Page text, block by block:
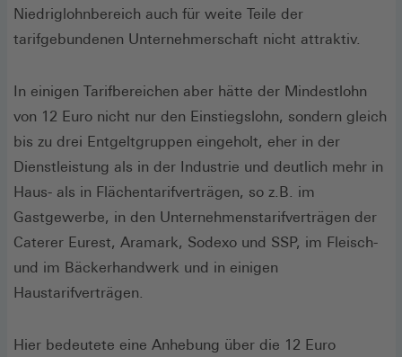
Niedriglohnbereich auch für weite Teile der
tarifgebundenen Unternehmerschaft nicht attraktiv.
In einigen Tarifbereichen aber hätte der Mindestlohn
von 12 Euro nicht nur den Einstiegslohn, sondern gleich
bis zu drei Entgeltgruppen eingeholt, eher in der
Dienstleistung als in der Industrie und deutlich mehr in
Haus- als in Flächentarifverträgen, so z.B. im
Gastgewerbe, in den Unternehmenstarifverträgen der
Caterer Eurest, Aramark, Sodexo und SSP, im Fleisch-
und im Bäckerhandwerk und in einigen
Haustarifverträgen.
Hier bedeutete eine Anhebung über die 12 Euro